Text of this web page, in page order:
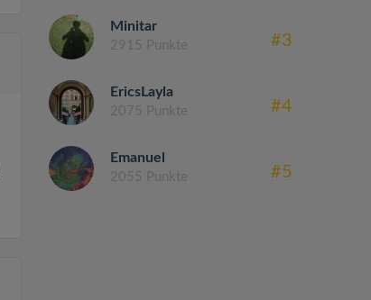
Minitar
2915 Punkte #3
EricsLayla
2075 Punkte #4
Emanuel
2055 Punkte #5